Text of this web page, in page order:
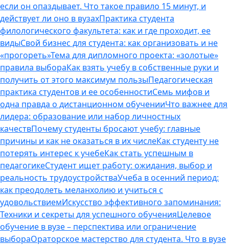
если он опаздывает. Что такое правило 15 минут, и
действует ли оно в вузахПрактика студента
филологического факультета: как и где проходит, ее
видыСвой бизнес для студента: как организовать и не
«прогореть»Тема для дипломного проекта: «золотые»
правила выбораКак взять учебу в собственные руки и
получить от этого максимум пользыПедагогическая
практика студентов и ее особенностиСемь мифов и
одна правда о дистанционном обученииЧто важнее для
лидера: образование или набор личностных
качествПочему студенты бросают учебу: главные
причины и как не оказаться в их числеКак студенту не
потерять интерес к учебеКак стать успешным в
педагогикеСтудент ищет работу: ожидания, выбор и
реальность трудоустройстваУчеба в осенний период:
как преодолеть меланхолию и учиться с
удовольствиемИскусство эффективного запоминания:
Техники и секреты для успешного обученияЦелевое
обучение в вузе – перспектива или ограничение
выбораОраторское мастерство для студента. Что в вузе